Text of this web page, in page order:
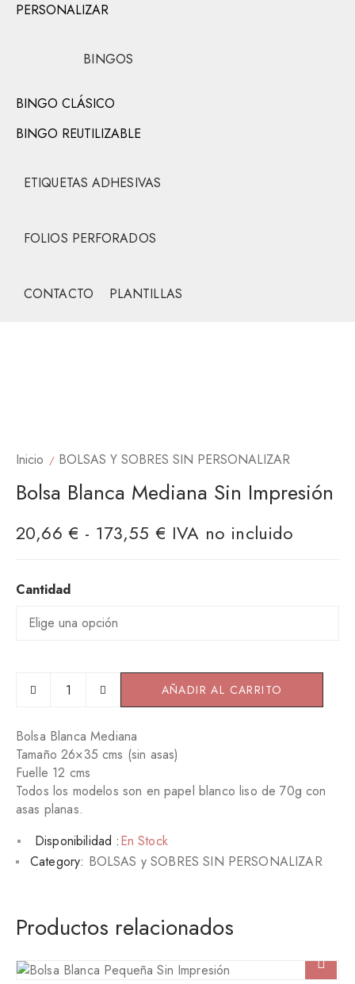
PERSONALIZAR
BINGOS
BINGO CLÁSICO
BINGO REUTILIZABLE
ETIQUETAS ADHESIVAS
FOLIOS PERFORADOS
CONTACTO PLANTILLAS
Inicio BOLSAS Y SOBRES SIN PERSONALIZAR
Bolsa Blanca Mediana Sin Impresión
20,66 € - 173,55 € R
e
p
e
c
o
s
e
s
IVA no incluido
Cantidad
s
a
B
n
a
e
n
S
AÑADIR AL CARRITO
Bolsa Blanca Mediana
Tamaño 26×35 cms (sin asas)
Fuelle 12 cms
Todos los modelos son en papel blanco liso de 70g con
asas planas.
Disponibilidad :En Stock
Category: BOLSAS y SOBRES SIN PERSONALIZAR
Productos relacionados